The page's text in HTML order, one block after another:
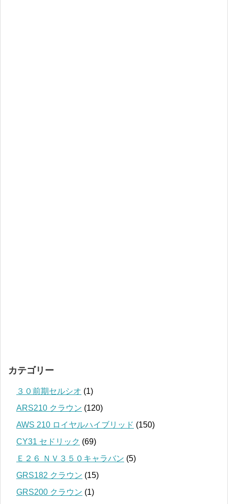
カテゴリー
３０前期セルシオ (1)
ARS210 クラウン (120)
AWS 210 ロイヤルハイブリッド (150)
CY31 セドリック (69)
Ｅ２６ ＮＶ３５０キャラバン (5)
GRS182 クラウン (15)
GRS200 クラウン (1)